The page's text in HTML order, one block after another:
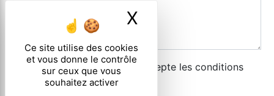
Ce site utilise des cookies
et vous donne le contrôle
sur ceux que vous
souhaitez activer
X
En cochant cette case, j'accepte les conditions
particulières ci-dessous **